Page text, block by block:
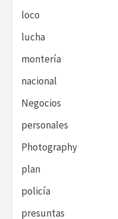
loco
lucha
montería
nacional
Negocios
personales
Photography
plan
policía
presuntas